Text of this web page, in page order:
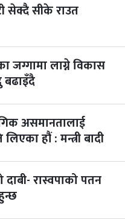
सेक्दै सीके राउत
जग्गामा लाग्ने विकास
बढाइँदै
असमानतालाई
लिएका हौं : मन्त्री बादी
रास्वपाको पतन